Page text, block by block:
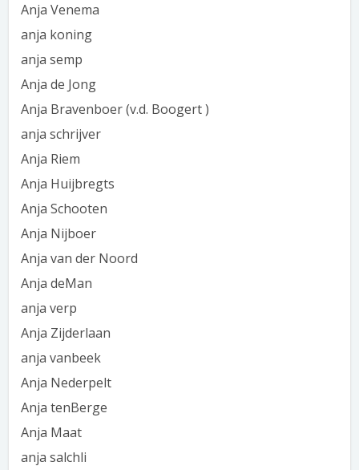
Anja Venema
anja koning
anja semp
Anja de Jong
Anja Bravenboer (v.d. Boogert )
anja schrijver
Anja Riem
Anja Huijbregts
Anja Schooten
Anja Nijboer
Anja van der Noord
Anja deMan
anja verp
Anja Zijderlaan
anja vanbeek
Anja Nederpelt
Anja tenBerge
Anja Maat
anja salchli